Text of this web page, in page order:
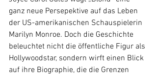
ganz neue Persepektive auf das Leben
der US-amerikanischen Schauspielerin
Marilyn Monroe. Doch die Geschichte
beleuchtet nicht die öffentliche Figur als
Hollywoodstar, sondern wirft einen Blick
auf ihre Biographie, die die Grenzen